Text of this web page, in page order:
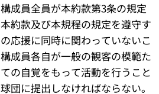
成員全員が本約款第3条の規定
約款及び本規程の規定を遵守す
応援に同時に関わっていないこ
成員各自が一般の観客の模範た
の自覚をもって活動を行うこと
団に提出しなければならない。